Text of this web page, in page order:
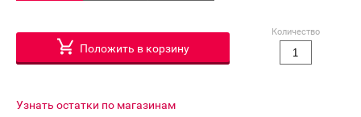
Положить в корзину
Количество
Узнать остатки по магазинам